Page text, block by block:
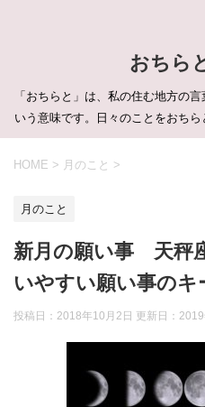
おちら
「おちらと」は、私の住む地方の
いう意味です。日々のことをおちら
HOME > 月のこと >
月のこと
新月の願い事 天秤
いやすい願い事のキ
投稿日：2018年10月2日 更新日：